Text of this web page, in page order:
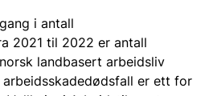
i antall
2021 til 2022 er antall
landbasert arbeidsliv
er ett for